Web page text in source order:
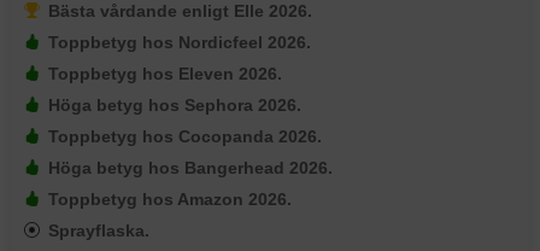
Bästa vårdande enligt Elle 2026.
Toppbetyg hos Nordicfeel 2026.
Toppbetyg hos Eleven 2026.
Höga betyg hos Sephora 2026.
Toppbetyg hos Cocopanda 2026.
Höga betyg hos Bangerhead 2026.
Toppbetyg hos Amazon 2026.
Sprayflaska.